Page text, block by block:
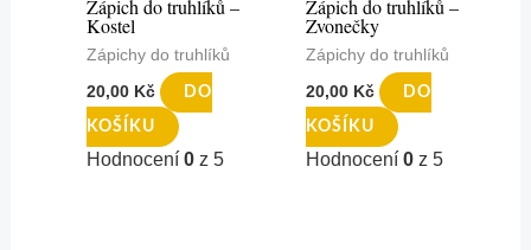
Zápich do truhlíků –
Kostel
Zápichy do truhlíků
20,00 Kč DO
KOŠÍKU
Hodnocení 0z 5
Zápich do truhlíků –
Zvonečky
Zápichy do truhlíků
20,00 Kč DO
KOŠÍKU
Hodnocení 0 z 5